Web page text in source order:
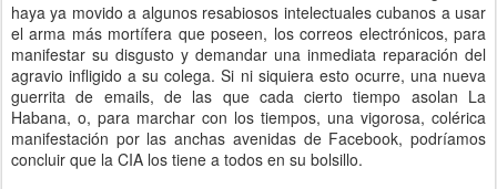
haya ya movido a algunos resabiosos intelectuales cubanos a usar
el arma más mortífera que poseen, los correos electrónicos, para
manifestar su disgusto y demandar una inmediata reparación del
agravio infligido a su colega. Si ni siquiera esto ocurre, una nueva
guerrita de emails, de las que cada cierto tiempo asolan La
Habana, o, para marchar con los tiempos, una vigorosa, colérica
manifestación por las anchas avenidas de Facebook, podríamos
concluir que la CIA los tiene a todos en su bolsillo.